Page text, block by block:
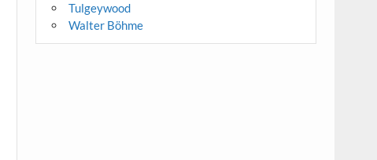
Tulgeywood
Walter Böhme